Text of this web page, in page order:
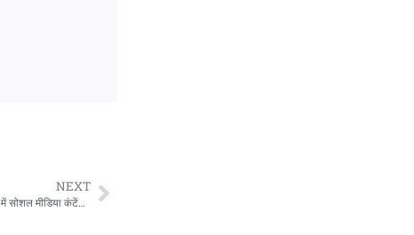
NEXT
अंकिता भंडारी हत्याकांड से दुष्यंत कुमार का नाम जोड़ने पर दिल्ली हाईकोर्ट सख्त, 24 घंटे में सोशल मीडिया कंटेंट हटाने के निर्देश